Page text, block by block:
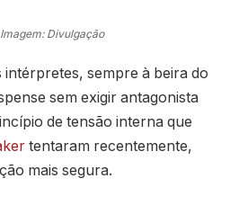
Divulgação
intérpretes, sempre à beira do
sem exigir antagonista
de tensão interna que
tentaram recentemente,
mais segura.